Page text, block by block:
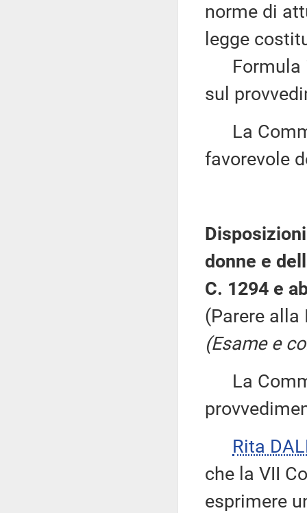
norme di
legge
Formula
sul
La
favorevole
donne e
C. 1294 e
(Parere alla
(Esame e
La
Rita
che la VII
esprimere